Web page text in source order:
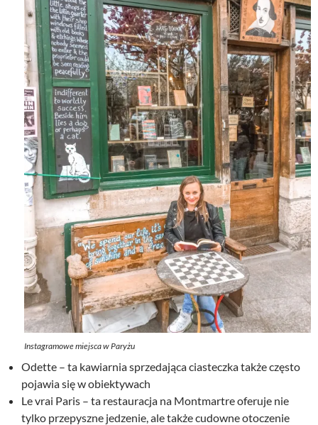
Instagramowe miejsca w Paryżu
Odette – ta kawiarnia sprzedająca ciasteczka także często
pojawia się w obiektywach
Le vrai Paris – ta restauracja na Montmartre oferuje nie
tylko przepyszne jedzenie, ale także cudowne otoczenie